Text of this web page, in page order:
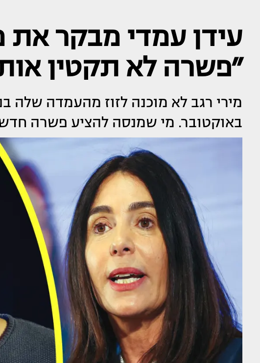
עידן עמדי מבקר את
״פשרה לא תקטין
מירי רגב לא מוכנה לזוז מהעמדה שלה
באוקטובר. מי שמנסה להציע פשרה